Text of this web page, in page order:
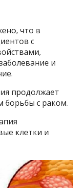
что в
с
и
продолжает
борьбы с раком.
клетки и